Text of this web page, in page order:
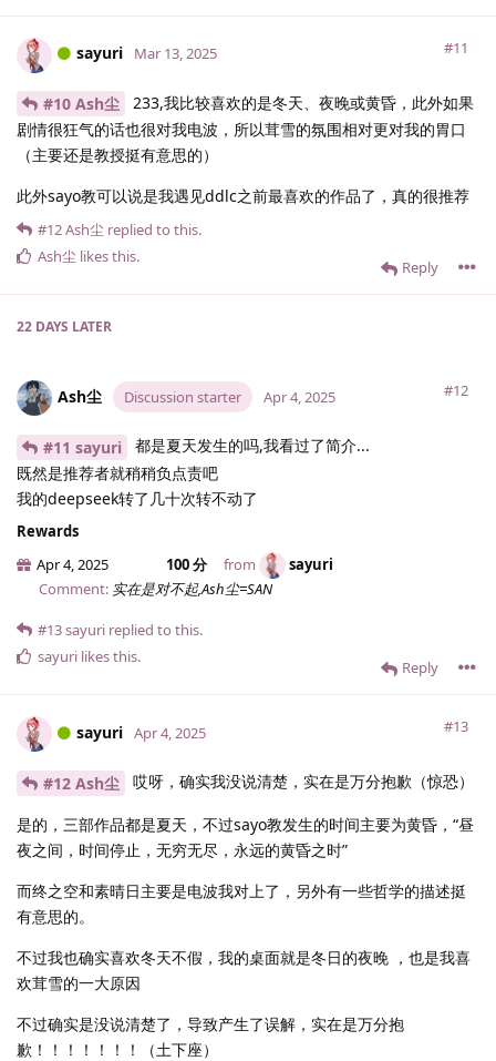
sayuri #11
Mar 13, 2025
#10 Ash尘
233,我比较喜欢的是冬天、夜晚或黄昏，此外如果
剧情很狂气的话也很对我电波，所以茸雪的氛围相对更对我的胃口
（主要还是教授挺有意思的）
此外sayo教可以说是我遇见ddlc之前最喜欢的作品了，真的很推荐
Reply
#12Ash尘 replied to this.
Ash尘 likes this.
22 DAYS LATER
Ash尘 Discussion starter #12
Apr 4, 2025
#11 sayuri
都是夏天发生的吗,我看过了简介...
既然是推荐者就稍稍负点责吧
我的deepseek转了几十次转不动了
Rewards
Apr 4, 2025
100 分 from
sayuri
Comment: 实在是对不起,Ash尘=SAN
Reply
#13sayuri replied to this.
sayuri likes this.
sayuri #13
Apr 4, 2025
#12 Ash尘 哎呀，确实我没说清楚，实在是万分抱歉（惊恐）
是的，三部作品都是夏天，不过sayo教发生的时间主要为黄昏，“昼
夜之间，时间停止，无穷无尽，永远的黄昏之时”
而终之空和素晴日主要是电波我对上了，另外有一些哲学的描述挺
有意思的。
不过我也确实喜欢冬天不假，我的桌面就是冬日的夜晚 ，也是我喜
欢茸雪的一大原因
不过确实是没说清楚了，导致产生了误解，实在是万分抱
歉！！！！！！！（土下座）